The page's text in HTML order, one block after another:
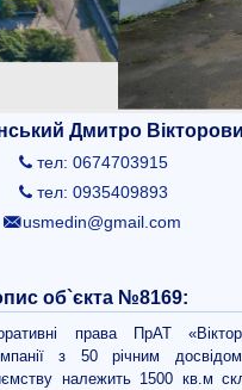
Дмитро
тел: 0674703915
тел: 0935409893
usmedin@gmail.com
об`єкта №8169:
права ПрАТ
з 50 річним
належить 1500 кв.м